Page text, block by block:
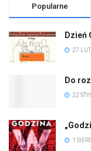
Popularne
Dzień
27
Do
22
1